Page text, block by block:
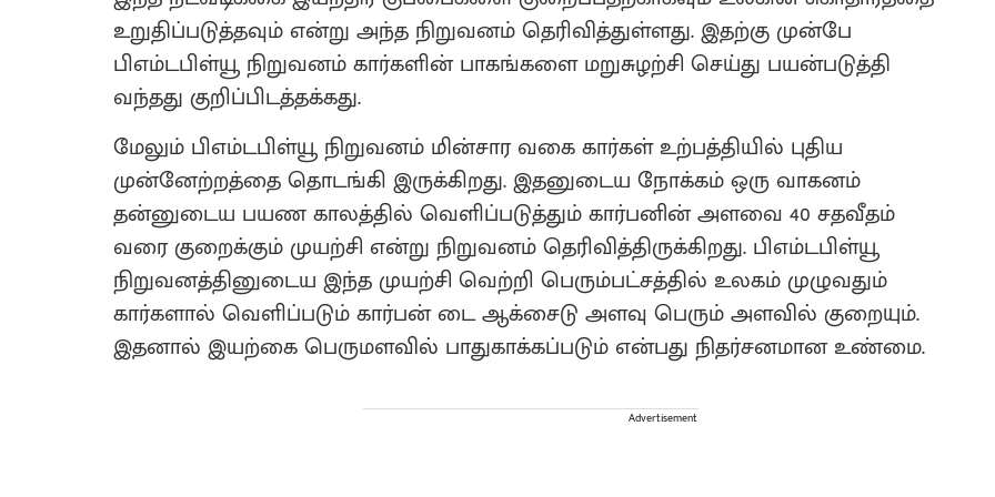
உறுதிப்படுத்தவும் என்று அந்த நிறுவனம் தெரிவித்துள்ளது. இதற்கு முன்பே
பிஎம்டபிள்யூ நிறுவனம் கார்களின் பாகங்களை மறுசுழற்சி செய்து பயன்படுத்தி
வந்தது குறிப்பிடத்தக்கது.
மேலும் பிஎம்டபிள்யூ நிறுவனம் மின்சார வகை கார்கள் உற்பத்தியில் புதிய
முன்னேற்றத்தை தொடங்கி இருக்கிறது. இதனுடைய நோக்கம் ஒரு வாகனம்
தன்னுடைய பயண காலத்தில் வெளிப்படுத்தும் கார்பனின் அளவை 40 சதவீதம்
வரை குறைக்கும் முயற்சி என்று நிறுவனம் தெரிவித்திருக்கிறது. பிஎம்டபிள்யூ
நிறுவனத்தினுடைய இந்த முயற்சி வெற்றி பெரும்பட்சத்தில் உலகம் முழுவதும்
கார்களால் வெளிப்படும் கார்பன் டை ஆக்சைடு அளவு பெரும் அளவில் குறையும்.
இதனால் இயற்கை பெருமளவில் பாதுகாக்கப்படும் என்பது நிதர்சனமான உண்மை.
Advertisement